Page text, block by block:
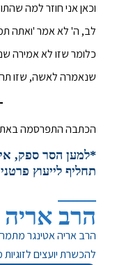
וכאן אני חוזר למה
לב, ה' לא אמר 'ואתה
כלומר שזו לא אמירה
שנאמרה לאשה, שזו
הכתבה התפרסמה באתר
*למען הסר ספק,
תחליף לייעוץ
הרב אריה
הרב אריה אטינגר מתמחה
להכשרת יועצים